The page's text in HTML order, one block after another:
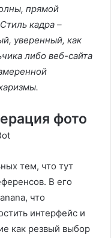
прямой
кадра –
уверенный, как
либо веб-сайта
фото
тем, что тут
В его
что
интерфейс и
как резвый выбор